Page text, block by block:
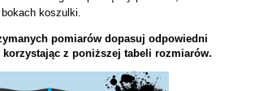
koszulki.
pomiarów dopasuj odpowiedni
z poniższej tabeli rozmiarów.